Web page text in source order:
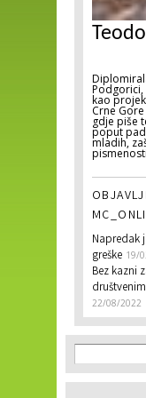
kao
Crne
gdje piše
poput
mladih,
Napredak
greške 19/
Bez kazni
22/08/2022
Search